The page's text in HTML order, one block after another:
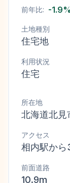
前年比: -1.9%
土地種別
住宅地
利用状況
住宅
所在地
北海道北見
アクセス
相内駅から
前面道路
10.9m